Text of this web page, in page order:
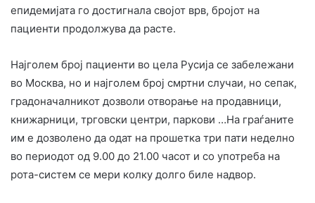
епидемијата го достигнала својот врв, бројот на
пациенти продолжува да расте.
Најголем број пациенти во цела Русија се забележани
во Москва, но и најголем број смртни случаи, но сепак,
градоначалникот дозволи отворање на продавници,
книжарници, трговски центри, паркови …На граѓаните
им е дозволено да одат на прошетка три пати неделно
во периодот од 9.00 до 21.00 часот и со употреба на
рота-систем се мери колку долго биле надвор.